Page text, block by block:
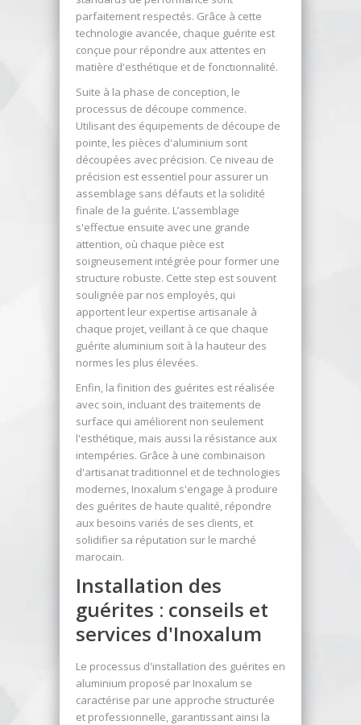
parfaitement respectés. Grâce à cette
technologie avancée, chaque guérite est
conçue pour répondre aux attentes en
matière d'esthétique et de fonctionnalité.
Suite à la phase de conception, le
processus de découpe commence.
Utilisant des équipements de découpe de
pointe, les pièces d'aluminium sont
découpées avec précision. Ce niveau de
précision est essentiel pour assurer un
assemblage sans défauts et la solidité
finale de la guérite. L’assemblage
s'effectue ensuite avec une grande
attention, où chaque pièce est
soigneusement intégrée pour former une
structure robuste. Cette step est souvent
soulignée par nos employés, qui
apportent leur expertise artisanale à
chaque projet, veillant à ce que chaque
guérite aluminium soit à la hauteur des
normes les plus élevées.
Enfin, la finition des guérites est réalisée
avec soin, incluant des traitements de
surface qui améliorent non seulement
l'esthétique, mais aussi la résistance aux
intempéries. Grâce à une combinaison
d'artisanat traditionnel et de technologies
modernes, Inoxalum s'engage à produire
des guérites de haute qualité, répondre
aux besoins variés de ses clients, et
solidifier sa réputation sur le marché
marocain.
Installation des
guérites : conseils et
services d'Inoxalum
Le processus d'installation des guérites en
aluminium proposé par Inoxalum se
caractérise par une approche structurée
et professionnelle, garantissant ainsi la